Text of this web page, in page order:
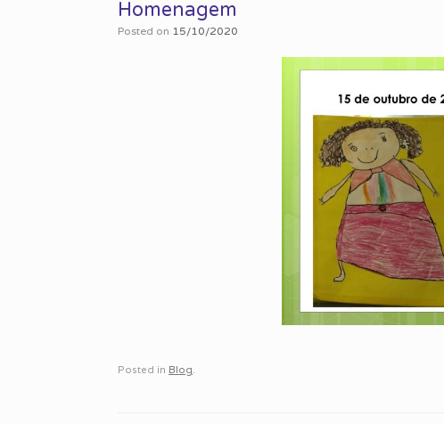
Homenagem
Posted on 15/10/2020
Posted in Blog.